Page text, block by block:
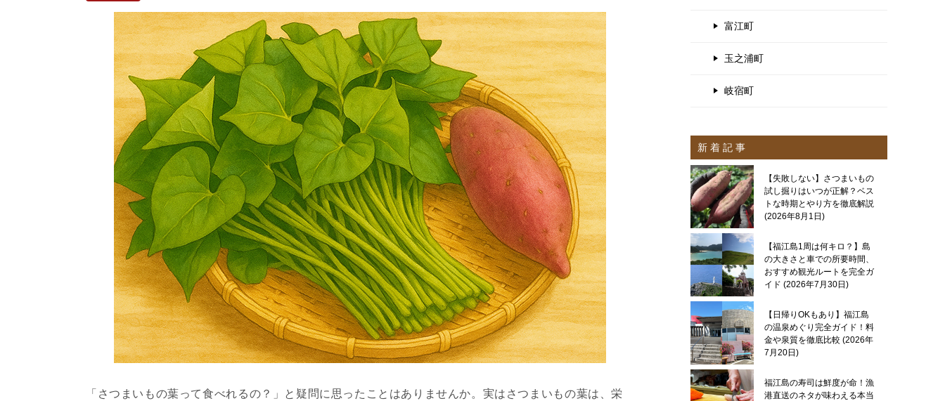
「さつまいもの葉って食べれるの？」と疑問に思ったことはありませんか。実はさつまいもの葉は、栄
富江町
玉之浦町
岐宿町
新 着 記 事
【失敗しない】さつまいもの
試し掘りはいつが正解？ベス
トな時期とやり方を徹底解説
2026年8月1日
【福江島1周は何キロ？】島
の大きさと車での所要時間、
おすすめ観光ルートを完全ガ
イド 2026年7月30日
【日帰りOKもあり】福江島
の温泉めぐり完全ガイド！料
金や泉質を徹底比較 2026年
7月20日
福江島の寿司は鮮度が命！漁
港直送のネタが味わえる本当